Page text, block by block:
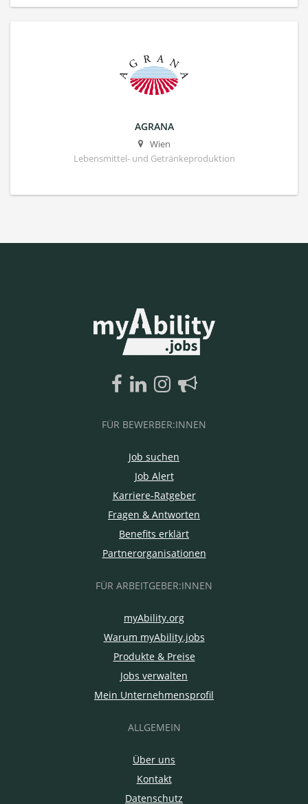
AGRANA
Wien
Lebensmittel- und Getränkeproduktion
FÜR BEWERBER:INNEN
Job suchen
Job Alert
Karriere-Ratgeber
Fragen & Antworten
Benefits erklärt
Partnerorganisationen
FÜR ARBEITGEBER:INNEN
myAbility.org
Warum myAbility.jobs
Produkte & Preise
Jobs verwalten
Mein Unternehmensprofil
ALLGEMEIN
Über uns
Kontakt
Datenschutz